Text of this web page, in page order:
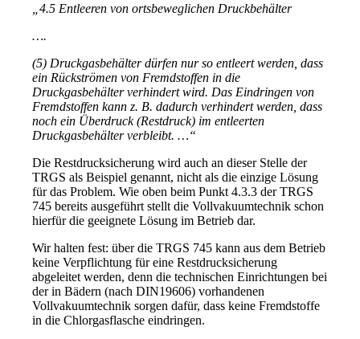
„4.5 Entleeren von ortsbeweglichen Druckbehälter
….
(5) Druckgasbehälter dürfen nur so entleert werden, dass
ein Rückströmen von Fremdstoffen in die
Druckgasbehälter verhindert wird. Das Eindringen von
Fremdstoffen kann z. B. dadurch verhindert werden, dass
noch ein Überdruck (Restdruck) im entleerten
Druckgasbehälter verbleibt. …“
Die Restdrucksicherung wird auch an dieser Stelle der
TRGS als Beispiel genannt, nicht als die einzige Lösung
für das Problem. Wie oben beim Punkt 4.3.3 der TRGS
745 bereits ausgeführt stellt die Vollvakuumtechnik schon
hierfür die geeignete Lösung im Betrieb dar.
Wir halten fest: über die TRGS 745 kann aus dem Betrieb
keine Verpflichtung für eine Restdrucksicherung
abgeleitet werden, denn die technischen Einrichtungen bei
der in Bädern (nach DIN19606) vorhandenen
Vollvakuumtechnik sorgen dafür, dass keine Fremdstoffe
in die Chlorgasflasche eindringen.